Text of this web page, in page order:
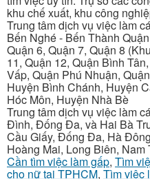
khu chế xuất, khu công
Trung tâm dịch vụ việc làm
Bến Nghé - Bến Thành
Quận 6, Quận 7, Quận 8
11, Quận 12, Quận Bình
Vấp, Quận Phú Nhuận,
Huyện Bình Chánh, Huyện
Hóc Môn, Huyện Nhà Bè
Trung tâm dịch vụ việc làm
Đình, Đống Đa, và Hai Bà
Cầu Giấy, Đống Đa, Hà
Hoàng Mai, Long Biên,
Cần tìm việc làm gấp, Tìm
cho nữ tại TPHCM, Tìm việc